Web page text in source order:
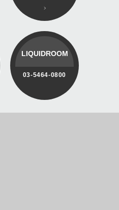
LIQUIDROOM
03-5464-0800